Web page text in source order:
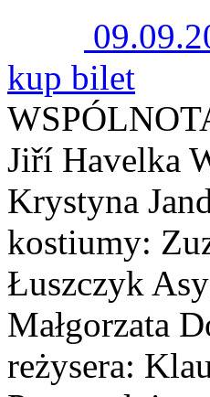
kup bilet
Jiří Havelka
Krystyna
kostiumy:
Łuszczyk
Małgorzata
reżysera: